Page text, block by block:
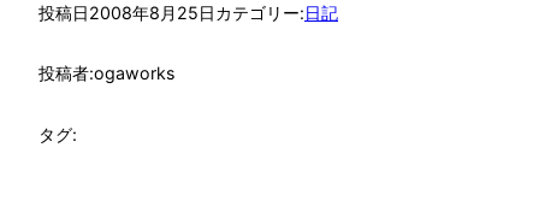
投稿日2008年8月25日カテゴリー:日記
投稿者:ogaworks
タグ: